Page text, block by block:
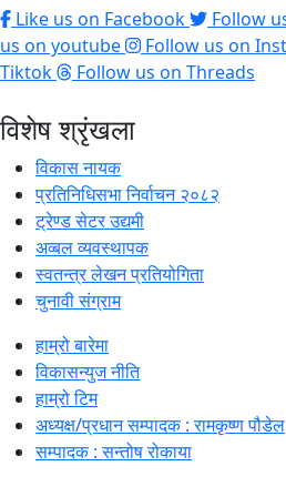
Like us on Facebook Follow
us on youtube
Follow us on
Tiktok
Follow us on Threads
विशेष श्रृंखला
विकास नायक
प्रतिनिधिसभा निर्वाचन २०८२
ट्रेण्ड सेटर उद्यमी
अव्बल व्यवस्थापक
स्वतन्त्र लेखन प्रतियोगिता
चुनावी संग्राम
हाम्रो बारेमा
विकासन्युज नीति
हाम्रो टिम
अध्यक्ष/प्रधान सम्पादक : रामकृष्ण पौडेल
सम्पादक : सन्तोष रोकाया